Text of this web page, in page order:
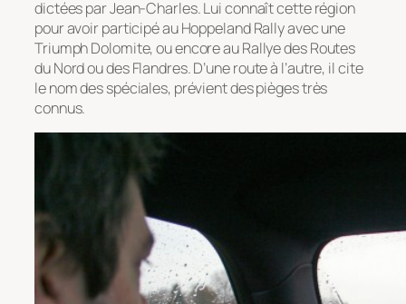
dictées par Jean-Charles. Lui connaît cette région
pour avoir participé au Hoppeland Rally avec une
Triumph Dolomite, ou encore au Rallye des Routes
du Nord ou des Flandres. D’une route à l’autre, il cite
le nom des spéciales, prévient des pièges très
connus.